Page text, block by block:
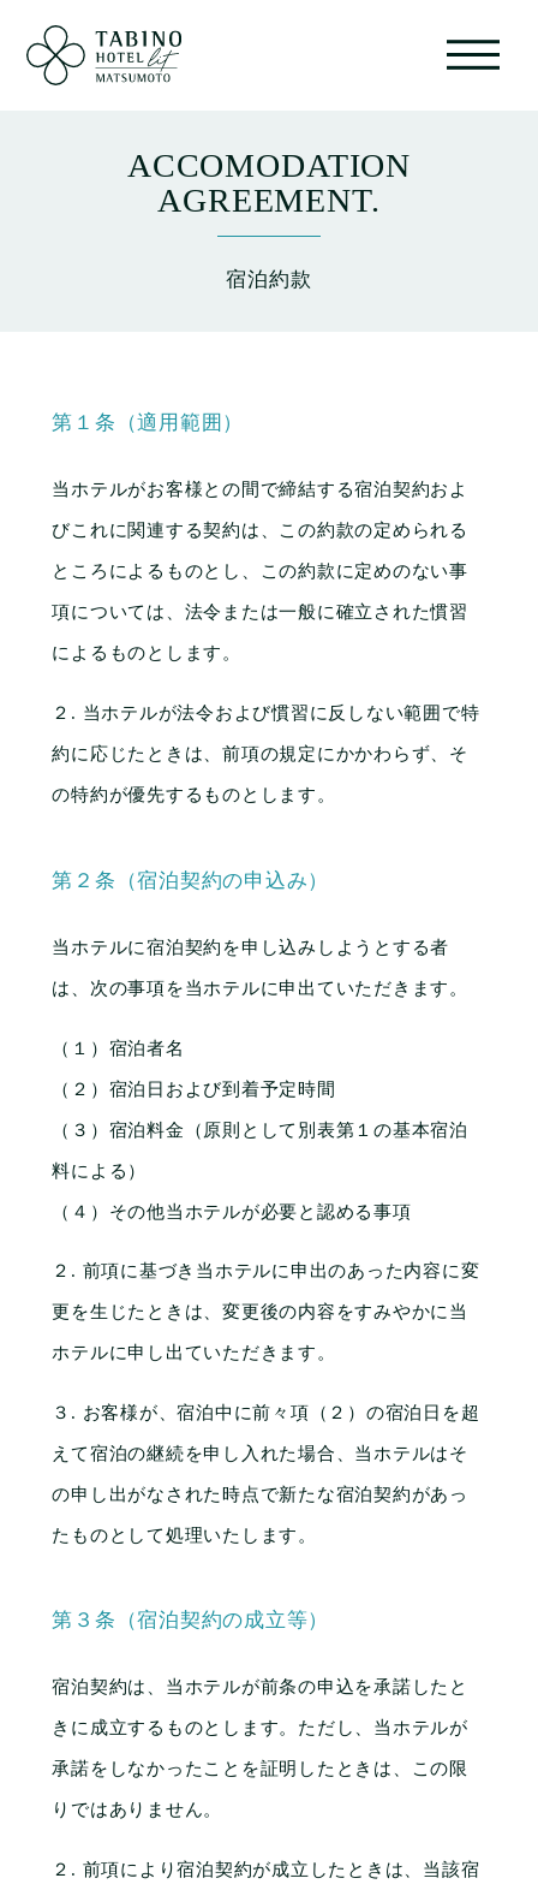
ショップ
フォトギャラリー
ACCOMODATION
AGREEMENT.
宿泊約款
第１条（適用範囲）
当ホテルがお客様との間で締結する宿泊契約およ
びこれに関連する契約は、この約款の定められる
ところによるものとし、この約款に定めのない事
項については、法令または一般に確立された慣習
によるものとします。
２. 当ホテルが法令および慣習に反しない範囲で特
約に応じたときは、前項の規定にかかわらず、そ
の特約が優先するものとします。
第２条（宿泊契約の申込み）
当ホテルに宿泊契約を申し込みしようとする者
は、次の事項を当ホテルに申出ていただきます。
（１）宿泊者名
（２）宿泊日および到着予定時間
（３）宿泊料金（原則として別表第１の基本宿泊
料による）
（４）その他当ホテルが必要と認める事項
２. 前項に基づき当ホテルに申出のあった内容に変
更を生じたときは、変更後の内容をすみやかに当
ホテルに申し出ていただきます。
３. お客様が、宿泊中に前々項（２）の宿泊日を超
えて宿泊の継続を申し入れた場合、当ホテルはそ
の申し出がなされた時点で新たな宿泊契約があっ
たものとして処理いたします。
第３条（宿泊契約の成立等）
宿泊契約は、当ホテルが前条の申込を承諾したと
きに成立するものとします。ただし、当ホテルが
承諾をしなかったことを証明したときは、この限
りではありません。
２. 前項により宿泊契約が成立したときは、当該宿